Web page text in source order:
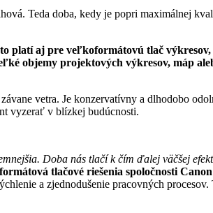
Teda doba, kedy je popri maximálnej
platí aj pre veľkoformátovú tlač výkresov,
objemy projektových výkresov, máp
vetra. Je konzervatívny a dlhodobo
vyzerať v blízkej budúcnosti.
Doba nás tlačí k čím ďalej väčšej
tlačové riešenia spoločnosti
a zjednodušenie pracovných